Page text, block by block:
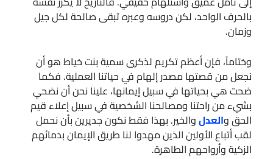
بالحرف الواحد، لكن دروسه وعبره تبقى صالحة لكل جيل
وزمان.
وختاماً، فإن أعظم تكريم لذكرى سمية بنت خياط هو أن
نجعل من قصتها مصدر إلهام في حياتنا العملية. فكما
ضحت هي بحياتها في سبيل إيمانها، علينا نحن أن نضحي
بشيء من راحتنا ومصالحنا الشخصية في سبيل إعلاء قيم
الحق والعدلوالخير. بهذا فقط نكون جديرين بأن نحمل
لقب أتباع الأولين الذين مهدوا لنا طريق الإيمان بدمائهم
الزكية وأرواحهم الطاهرة.